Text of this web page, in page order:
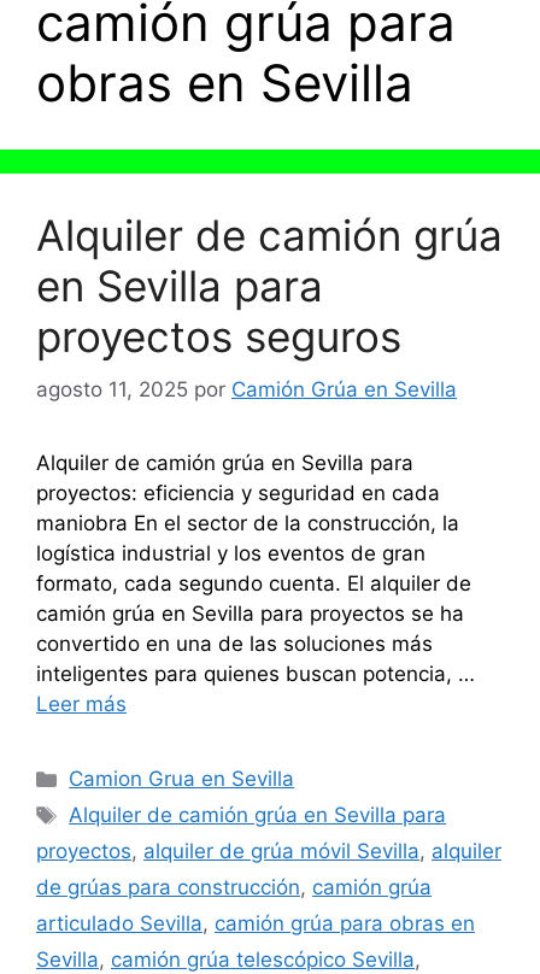
camión grúa para
obras en Sevilla
Alquiler de camión grúa
en Sevilla para
proyectos seguros
agosto 11, 2025 por Camión Grúa en Sevilla
Alquiler de camión grúa en Sevilla para
proyectos: eficiencia y seguridad en cada
maniobra En el sector de la construcción, la
logística industrial y los eventos de gran
formato, cada segundo cuenta. El alquiler de
camión grúa en Sevilla para proyectos se ha
convertido en una de las soluciones más
inteligentes para quienes buscan potencia, …
Leer más
Categorías
Camion Grua en Sevilla
Etiquetas
Alquiler de camión grúa en Sevilla para
proyectos, alquiler de grúa móvil Sevilla, alquiler
de grúas para construcción, camión grúa
articulado Sevilla, camión grúa para obras en
Sevilla, camión grúa telescópico Sevilla,